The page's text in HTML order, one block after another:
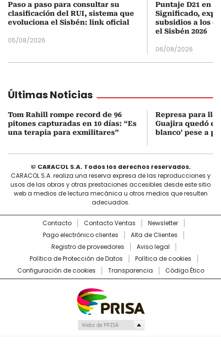
Paso a paso para consultar su
clasificación del RUI, sistema que
evoluciona el Sisbén: link oficial
05/08/2026
Puntaje D21 en
Significado,
subsidios a los
el Sisbén 2026
06/08/2026
Últimas Noticias
Tom Rahill rompe record de 96
pitones capturadas en 10 días: “Es
una terapia para exmilitares”
Represa para
Guajira quedó en
blanco’ pese a
© CARACOL S.A. Todos los derechos reservados.
CARACOL S.A. realiza una reserva expresa de las reproducciones y
usos de las obras y otras prestaciones accesibles desde este sitio
web a medios de lectura mecánica u otros medios que resulten
adecuados.
Contacto Contacto Ventas
Newsletter
Pago electrónico clientes
Alta de Clientes
Registro de proveedores
Aviso legal
Política de Protección de Datos
Política de cookies
Configuración de cookies
Transparencia Código Ético